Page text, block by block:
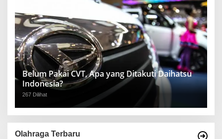
Belum Pakai CVT, Apa yang Ditakuti Daihatsu
Indonesia?
267 Dilihat
Olahraga Terbaru